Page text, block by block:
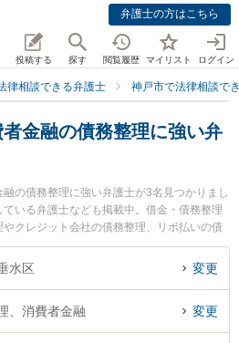
弁護士の方はこちら
投稿する 探す 閲覧履歴 マイリスト ログイン
律相談できる弁護士 神戸市で法律相談で
金融の債務整理に強い弁
の債務整理に強い弁護士が3名見つかりまし
いる弁護士なども掲載中。借金・債務整理
クレジット会社の債務整理、リボ払いの債
検索もでき便利です。特に神戸ほまれ法律
マリン綜合法律事務所の佐々木 歌織弁護士、
護士に相談したい』『消費者金融の債務整
の弁護士を検索したい』『初回相談無料で
水区 変更
、消費者金融 変更